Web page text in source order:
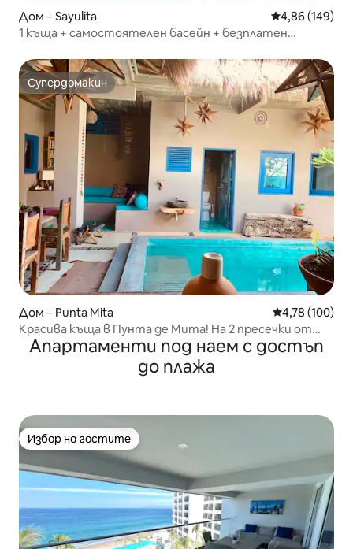
Дом – Sayulita Средна
4,86 (149)
1 къща + самостоятелен басейн + безплатен
Супердомакин
Супердомакин
Дом – Punta Mita Средна
4,78 (100)
Красива къща в Пунта де Мита! На 2 пресечки от
плажа
Апартаменти под наем с достъп
до плажа
Избор на гостите
Избор на гостите